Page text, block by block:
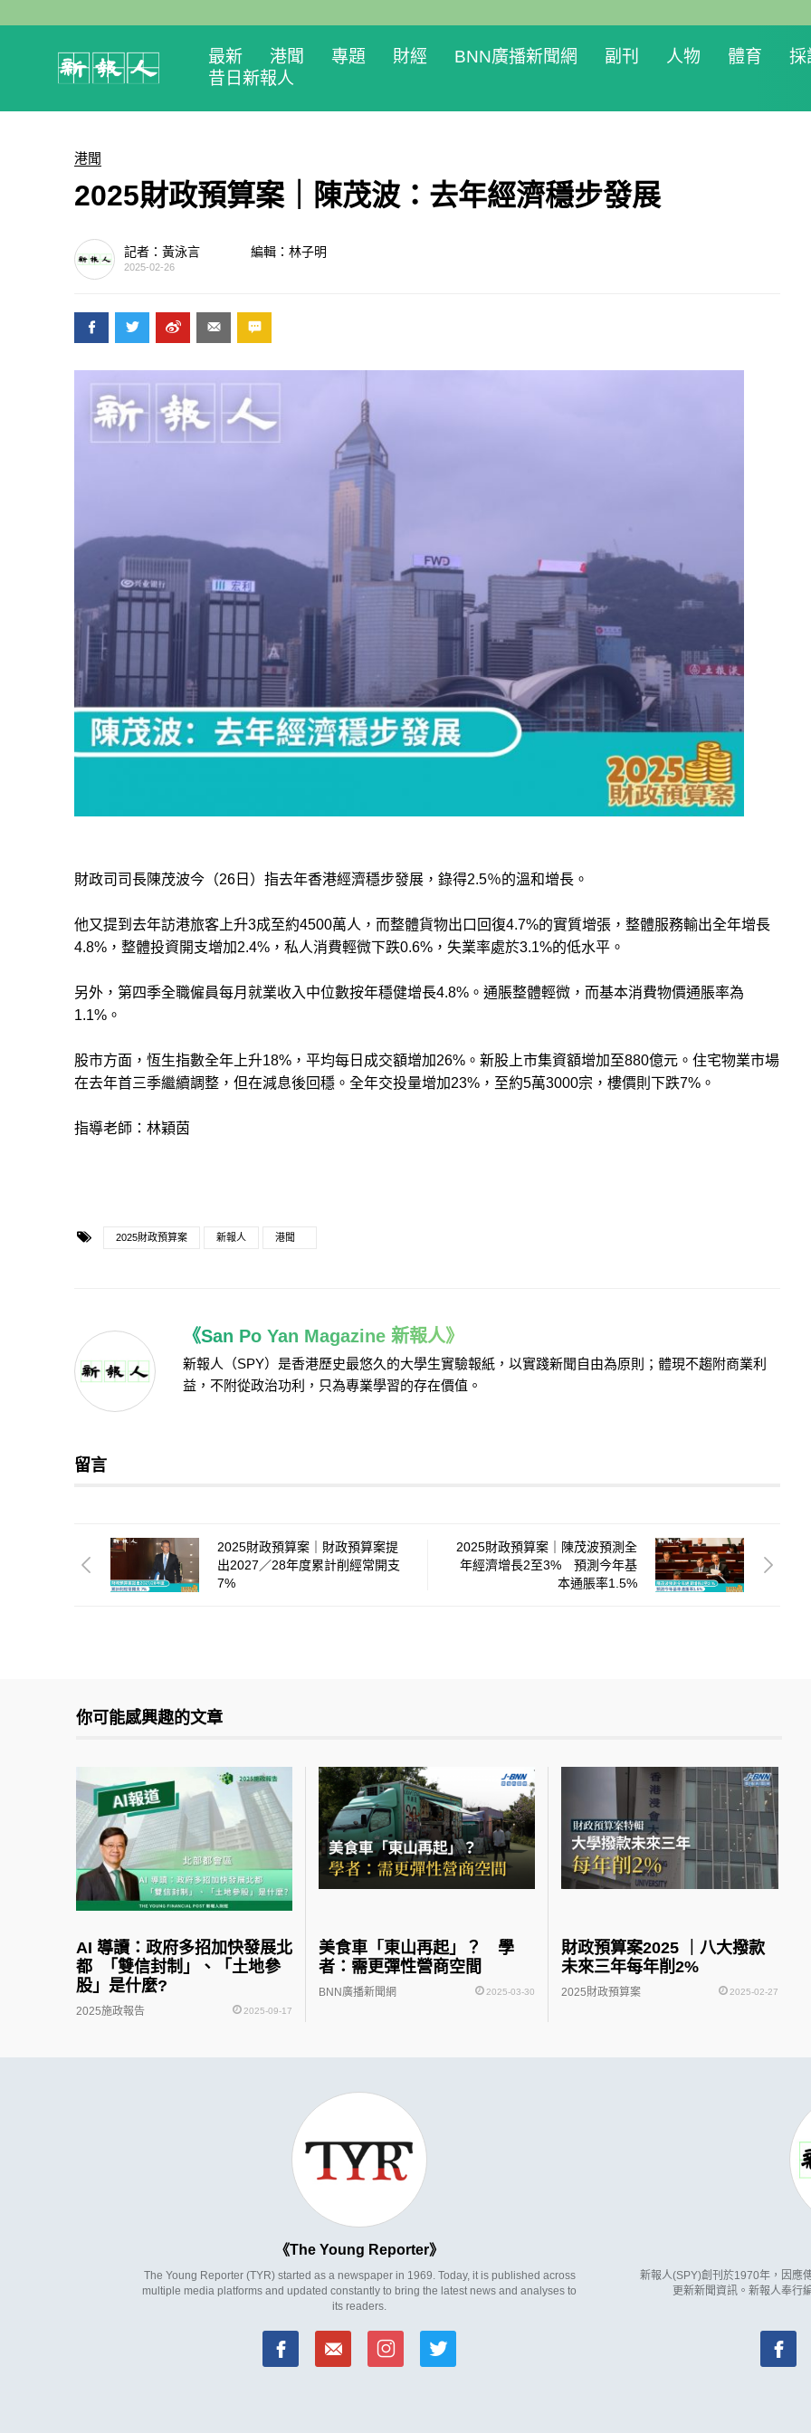
最新 港聞 專題 財經 BNN廣播新聞網 副刊 人物 體育 採
昔日新報人
港聞
2025財政預算案｜陳茂波：去年經濟穩步發展
記者：黃泳言 編輯：林子明
2025-02-26
財政司司長陳茂波今（26日）指去年香港經濟穩步發展，錄得2.5％的溫和增長。
他又提到去年訪港旅客上升3成至約4500萬人， 而整體貨物出口回復4.7%的實質增張，整體服務輸出全年增長
4.8%，整體投資開支增加2.4%，私人消費輕微下跌0.6%，失業率處於3.1%的低水平。
另外，第四季全職僱員每月就業收入中位數按年穩健增長4.8%。通脹整體輕微，而基本消費物價通脹率為
1.1%。
股市方面，恆生指數全年上升18%，平均每日成交額增加26%。新股上市集資額增加至880億元。住宅物業市場
在去年首三季繼續調整，但在減息後回穩。全年交投量增加23%，至約5萬3000宗，樓價則下跌7%。
指導老師：林穎茵
2025財政預算案 新報人 港聞
《San Po Yan Magazine 新報人》
新報人（SPY）是香港歷史最悠久的大學生實驗報紙，以實踐新聞自由為原則；體現不趨附商業利
益，不附從政治功利，只為專業學習的存在價值。
留言
2025財政預算案｜財政預算案提
出2027／28年度累計削經常開支
7%
2025財政預算案｜陳茂波預測全
年經濟增長2至3% 預測今年基
本通脹率1.5%
你可能感興趣的文章
AI 導讀：政府多招加快發展北
都 「雙信封制」、「土地參
股」是什麼?
2025施政報告 2025-09-17
美食車「東山再起」？ 學
者：需更彈性營商空間
BNN廣播新聞網 2025-03-30
財政預算案2025 ｜八大撥款
未來三年每年削2%
2025財政預算案 2025-02-27
The Young Reporter
The Young Reporter (TYR) started as a newspaper in 1969. Today, it is published across
multiple media platforms and updated constantly to bring the latest news and analyses to
its readers.
新報人(SPY)創刊於1970年，因應
更新新聞資訊。新報人奉行